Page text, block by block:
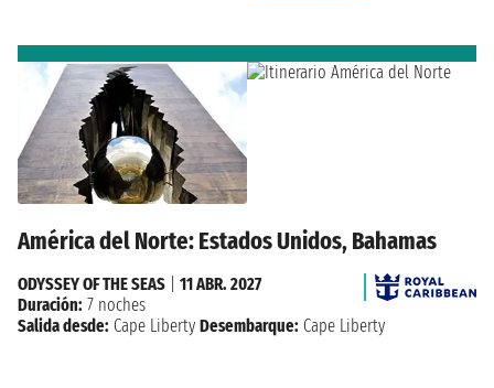
América del Norte: Estados Unidos, Bahamas
ODYSSEY OF THE SEAS
11 ABR. 2027
Duración: 7 noches
Salida desde: Cape Liberty Desembarque: Cape Liberty